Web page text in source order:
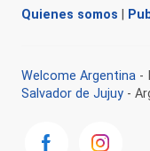
Quienes somos
Welcome Argentina -
Salvador de Jujuy -